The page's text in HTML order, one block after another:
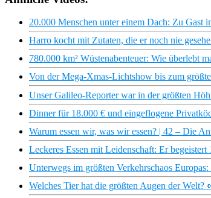
20.000 Menschen unter einem Dach: Zu Gast
Harro kocht mit Zutaten, die er noch nie
780.000 km² Wüstenabenteuer: Wie überlebt
Von der Mega-Xmas-Lichtshow bis zum
Unser Galileo-Reporter war in der größten
Dinner für 18.000 € und eingeflogene
Warum essen wir, was wir essen? | 42 – Die
Leckeres Essen mit Leidenschaft: Er
Unterwegs im größten Verkehrschaos
Welches Tier hat die größten Augen der Welt?